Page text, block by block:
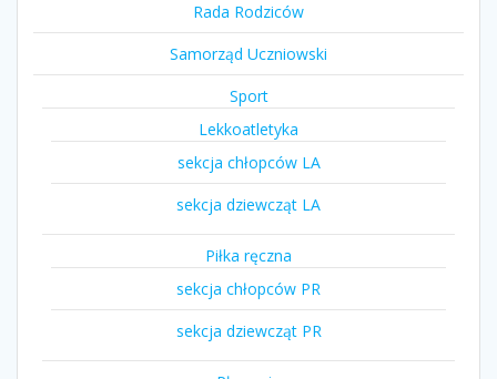
Rada Rodziców
Samorząd Uczniowski
Sport
Lekkoatletyka
sekcja chłopców LA
sekcja dziewcząt LA
Piłka ręczna
sekcja chłopców PR
sekcja dziewcząt PR